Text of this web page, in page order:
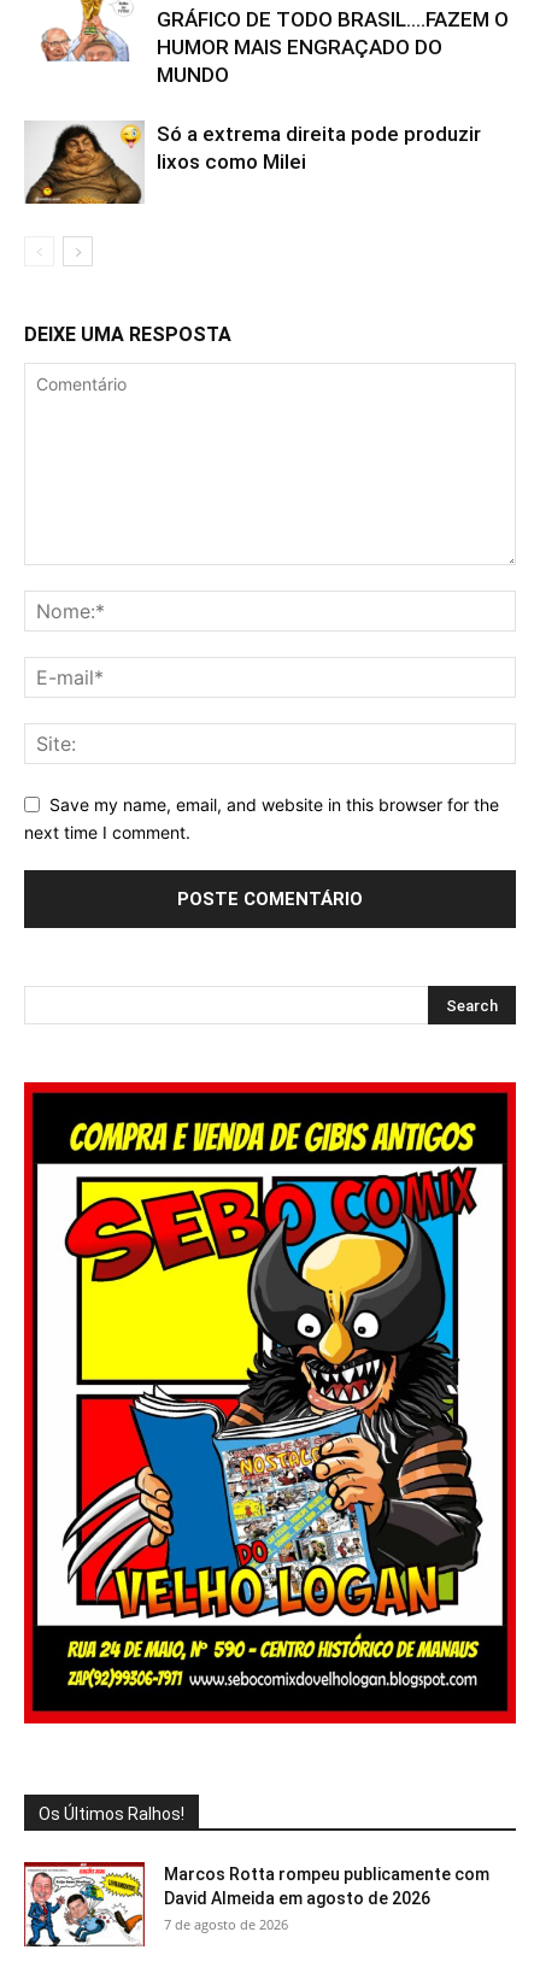
GRÁFICO DE TODO BRASIL….FAZEM O
HUMOR MAIS ENGRAÇADO DO
MUNDO
Só a extrema direita pode produzir
lixos como Milei
DEIXE UMA RESPOSTA
Save my name, email, and website in this browser for the
next time I comment.
Os Últimos Ralhos!
Marcos Rotta rompeu publicamente com
David Almeida em agosto de 2026
7 de agosto de 2026